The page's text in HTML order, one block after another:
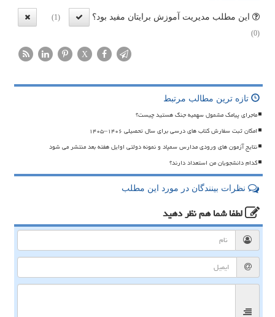
این مطلب مدیریت آموزش برایتان مفید بود؟
(1)
(0)
X
تازه ترین مطالب مرتبط
ماجرای پیامک مشمول سهمیه جنگ هستید چیست؟
امکان ثبت سفارش کتاب های درسی برای سال تحصیلی ۱۴۰۶–۱۴۰۵
نتایج آزمون های ورودی مدارس سمپاد و نمونه دولتی اوایل هفته بعد منتشر می شود
کدام دانشجویان من استعداد دارند؟
نظرات بینندگان در مورد این مطلب
لطفا شما همنظر دهید